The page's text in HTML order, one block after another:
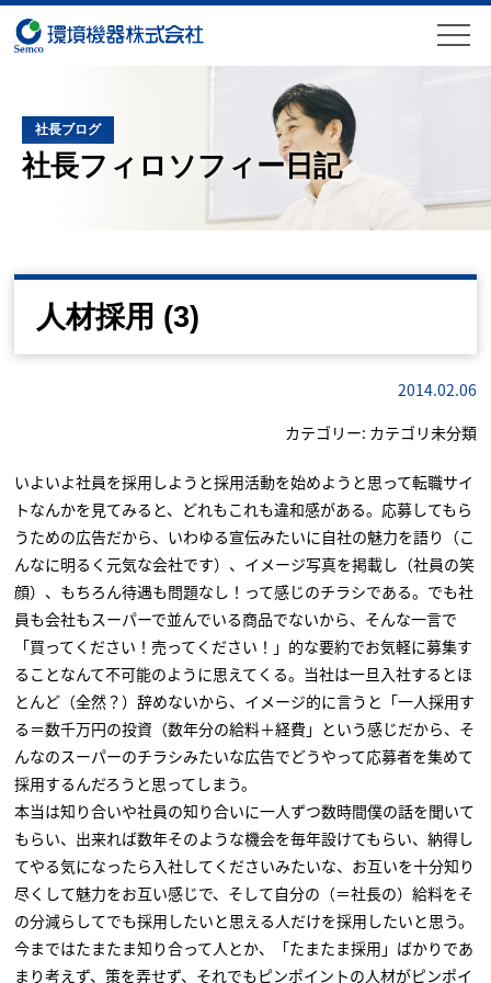
社長ブログ
社長フィロソフィー日記
人材採用 (3)
2014.02.06
カテゴリー: カテゴリ未分類
いよいよ社員を採用しようと採用活動を始めようと思って転職サイ
トなんかを見てみると、どれもこれも違和感がある。応募してもら
うための広告だから、いわゆる宣伝みたいに自社の魅力を語り（こ
んなに明るく元気な会社です）、イメージ写真を掲載し（社員の笑
顔）、もちろん待遇も問題なし！って感じのチラシである。でも社
員も会社もスーパーで並んでいる商品でないから、そんな一言で
「買ってください！売ってください！」的な要約でお気軽に募集す
ることなんて不可能のように思えてくる。当社は一旦入社するとほ
とんど（全然？）辞めないから、イメージ的に言うと「一人採用す
る＝数千万円の投資（数年分の給料＋経費」という感じだから、そ
んなのスーパーのチラシみたいな広告でどうやって応募者を集めて
採用するんだろうと思ってしまう。
本当は知り合いや社員の知り合いに一人ずつ数時間僕の話を聞いて
もらい、出来れば数年そのような機会を毎年設けてもらい、納得し
てやる気になったら入社してくださいみたいな、お互いを十分知り
尽くして魅力をお互い感じで、そして自分の（＝社長の）給料をそ
の分減らしてでも採用したいと思える人だけを採用したいと思う。
今まではたまたま知り合って人とか、「たまたま採用」ばかりであ
まり考えず、策を弄せず、それでもピンポイントの人材がピンポイ